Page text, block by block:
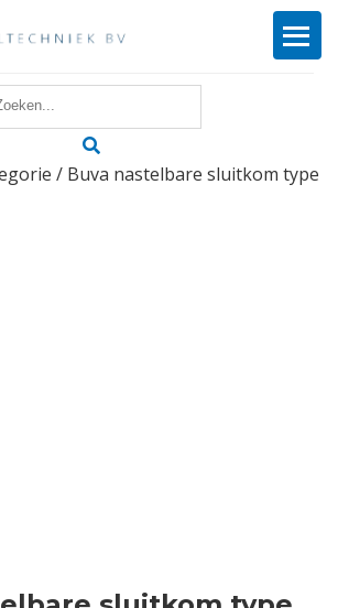
/ Buva nastelbare sluitkom type